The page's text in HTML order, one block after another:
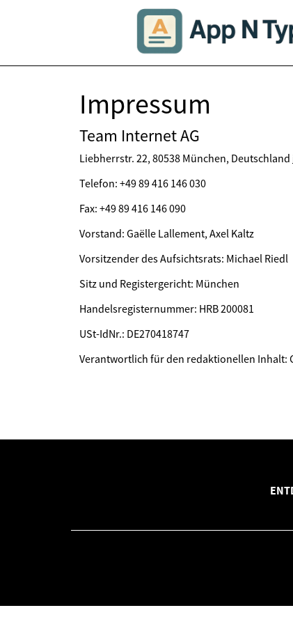
Impressum
Team Internet AG
Liebherrstr. 22, 80538 München, Deutschland
Telefon: +49 89 416 146 030
Fax: +49 89 416 146 090
Vorstand: Gaëlle Lallement, Axel Kaltz
Vorsitzender des Aufsichtsrats: Michael Riedl
Sitz und Registergericht: München
Handelsregisternummer: HRB 200081
USt-IdNr.: DE270418747
Verantwortlich für den redaktionellen Inhalt: